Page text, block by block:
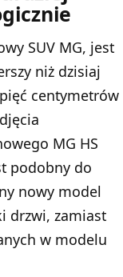
SUV MG, jest
niż dzisiaj
centymetrów
MG HS
podobny do
nowy model
drzwi, zamiast
w modelu